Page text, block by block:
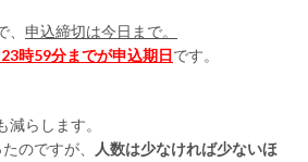
申込締切は今日まで。
時59分までが申込期日です。
減らします。
のですが、
人数は少なければ少ないほ